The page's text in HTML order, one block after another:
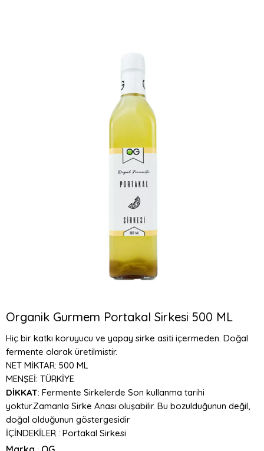
Organik Gurmem Portakal Sirkesi 500 ML
Hiç bir katkı koruyucu ve yapay sirke asiti içermeden. Doğal
fermente olarak üretilmistir.
NET MİKTAR: 500 ML
MENŞEİ: TÜRKİYE
DİKKAT: Fermente Sirkelerde Son kullanma tarihi
yoktur.Zamanla Sirke Anası oluşabilir. Bu bozulduğunun değil,
doğal olduğunun göstergesidir
İÇİNDEKİLER : Portakal Sirkesi